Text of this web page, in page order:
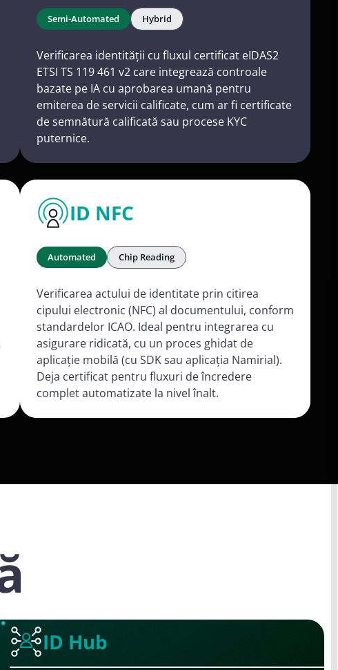
Semi-Automated Hybrid
Verificarea identității cu fluxul certificat eIDAS2
ETSI TS 119 461 v2 care integrează controale
bazate pe IA cu aprobarea umană pentru
emiterea de servicii calificate, cum ar fi certificate
de semnătură calificată sau procese KYC
puternice.
ID NFC
Automated Chip Reading
Verificarea actului de identitate prin citirea
cipului electronic (NFC) al documentului, conform
standardelor ICAO. Ideal pentru integrarea cu
asigurare ridicată, cu un proces ghidat de
aplicație mobilă (cu SDK sau aplicația Namirial).
Deja certificat pentru fluxuri de încredere
complet automatizate la nivel înalt.
ID Hub